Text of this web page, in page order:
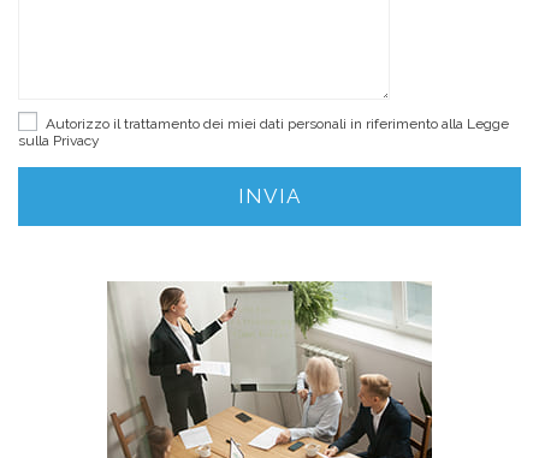
Autorizzo il trattamento dei miei dati personali in riferimento alla Legge
sulla Privacy